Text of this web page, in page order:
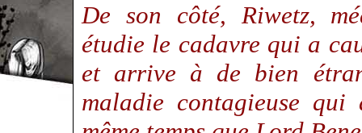
De son côté, Riwetz,
étudie le cadavre qui a
et arrive à de bien
maladie contagieuse qui